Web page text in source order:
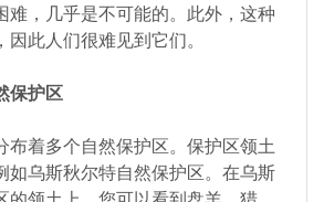
难，几乎是不可能的。此外，这种
此人们很难见到它们。
保护区
布着多个自然保护区。保护区领土
如乌斯秋尔特自然保护区。在乌斯